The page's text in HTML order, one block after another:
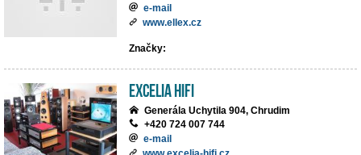
e-mail
www.ellex.cz
Značky:
EXCELIA HIFI
Generála Uchytila 904, Chrudim
+420 724 007 744
e-mail